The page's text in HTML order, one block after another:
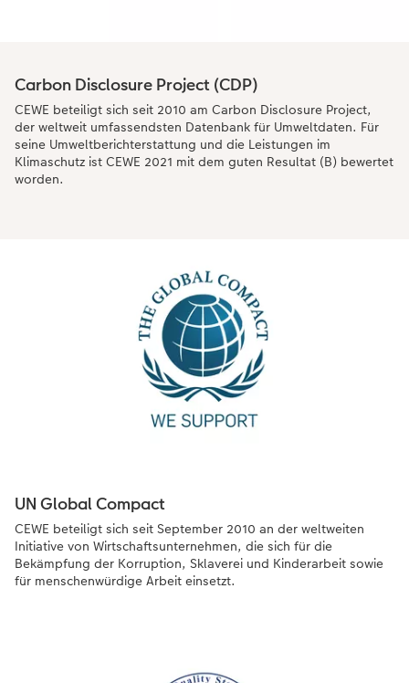
Carbon Disclosure Project (CDP)
CEWE beteiligt sich seit 2010 am Carbon Disclosure Project,
der weltweit umfassendsten Datenbank für Umweltdaten. Für
seine Umweltberichterstattung und die Leistungen im
Klimaschutz ist CEWE 2021 mit dem guten Resultat (B) bewertet
worden.
UN Global Compact
CEWE beteiligt sich seit September 2010 an der weltweiten
Initiative von Wirtschaftsunternehmen, die sich für die
Bekämpfung der Korruption, Sklaverei und Kinderarbeit sowie
für menschenwürdige Arbeit einsetzt.